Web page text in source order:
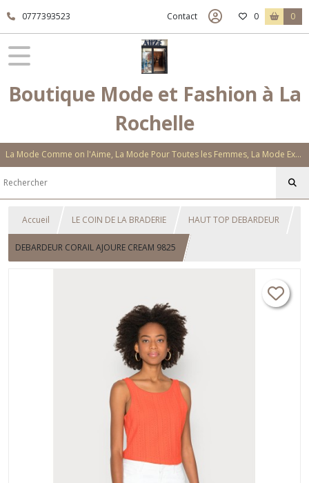
0777393523 Contact 0 0
Boutique Mode et Fashion à La
Rochelle
La Mode Comme on l'Aime, La Mode Pour Toutes les Femmes, La Mode Exclusive Aux Matières Et Couleurs Novatrices, La Mode Qui Vous Séduira
Accueil LE COIN DE LA BRADERIE HAUT TOP DEBARDEUR
DEBARDEUR CORAIL AJOURE CREAM 9825